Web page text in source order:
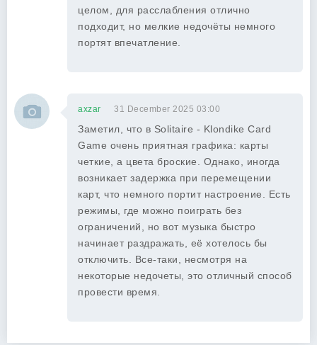
целом, для расслабления отлично
подходит, но мелкие недочёты немного
портят впечатление.
axzar 31 December 2025 03:00
Заметил, что в Solitaire - Klondike Card
Game очень приятная графика: карты
четкие, а цвета броские. Однако, иногда
возникает задержка при перемещении
карт, что немного портит настроение. Есть
режимы, где можно поиграть без
ограничений, но вот музыка быстро
начинает раздражать, её хотелось бы
отключить. Все-таки, несмотря на
некоторые недочеты, это отличный способ
провести время.